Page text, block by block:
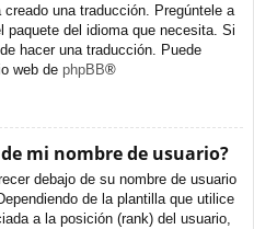
una traducción. Pregúntele a
paquete del idioma que necesita. Si
hacer una traducción. Puede
web de phpBB®
mi nombre de usuario?
debajo de su nombre de usuario
de la plantilla que utilice
a la posición (rank) del usuario,